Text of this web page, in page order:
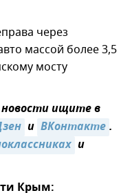
через
массой более 3,5
мосту
ищите в
и ВКонтакте.
и
Крым: